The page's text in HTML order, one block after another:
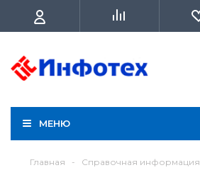
МЕНЮ
Главная - Справочная информация